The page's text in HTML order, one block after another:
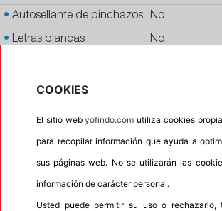
• Autosellante de pinchazos No
• Letras blancas No
BUDGET
P.O.R. No
Oportunidad No
COOKIES
El sitio webyofindo.com utiliza cookies
para recopilar información que ayuda a
sus páginas web. No se utilizarán las
información de carácter personal.
Usted puede permitir su uso o rechazarlo,